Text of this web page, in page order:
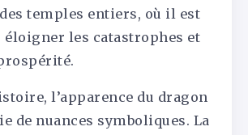
temples entiers, où il est
éloigner les catastrophes et
l’apparence du dragon
de nuances symboliques. La